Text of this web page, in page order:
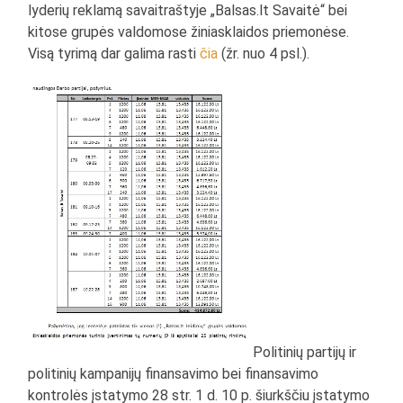
lyderių reklamą savaitraštyje „Balsas.lt Savaitė“ bei
kitose grupės valdomose žiniasklaidos priemonėse.
Visą tyrimą dar galima rastičia (žr. nuo 4 psl.).
Politinių partijų ir
politinių kampanijų finansavimo bei finansavimo
kontrolės įstatymo 28 str. 1 d. 10 p. šiurkščiu įstatymo